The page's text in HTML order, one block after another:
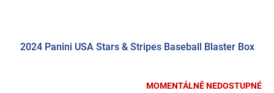
2024 Panini USA Stars & Stripes Baseball Blaster Box
MOMENTÁLNĚ NEDOSTUPNÉ